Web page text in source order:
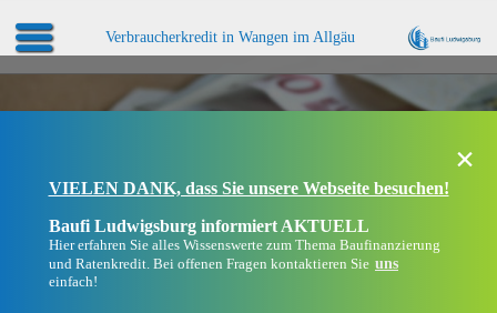
Verbraucherkredit in Wangen im Allgäu
×
VIELEN DANK, dass Sie unsere Webseite besuchen!
Baufi Ludwigsburg informiert AKTUELL
Hier erfahren Sie alles Wissenswerte zum Thema Baufinanzierung
und Ratenkredit. Bei offenen Fragen kontaktieren Sie uns
einfach!